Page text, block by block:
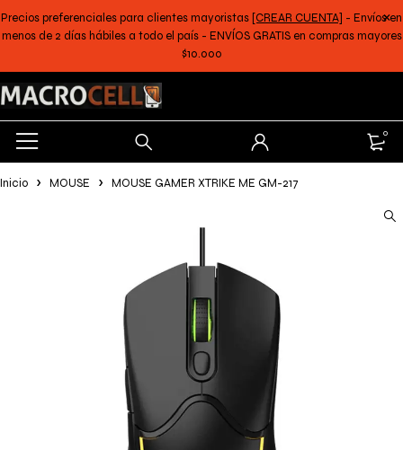
Precios preferenciales para clientes mayoristas [CREAR CUENTA] - Envíos en
menos de 2 días hábiles a todo el país - ENVÍOS GRATIS en compras mayores
$10.000
0
Inicio MOUSE MOUSE GAMER XTRIKE ME GM-217